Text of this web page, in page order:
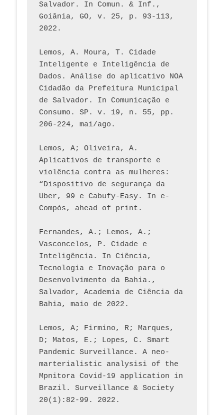
Salvador. In Comun. & Inf.,
Goiânia, GO, v. 25, p. 93-113,
2022.
Lemos, A. Moura, T. Cidade
Inteligente e Inteligência de
Dados. Análise do aplicativo NOA
Cidadão da Prefeitura Municipal
de Salvador. In Comunicação e
Consumo. SP. v. 19, n. 55, pp.
206-224, mai/ago.
Lemos, A; Oliveira, A.
Aplicativos de transporte e
violência contra as mulheres:
“Dispositivo de segurança da
Uber, 99 e Cabufy-Easy. In e-
Compós, ahead of print.
Fernandes, A.; Lemos, A.;
Vasconcelos, P. Cidade e
Inteligência. In Ciência,
Tecnologia e Inovação para o
Desenvolvimento da Bahia.,
Salvador, Academia de Ciência da
Bahia, maio de 2022.
Lemos, A; Firmino, R; Marques,
D; Matos, E.; Lopes, C. Smart
Pandemic Surveillance. A neo-
marterialistic analysisi of the
Mpnitora Covid-19 application in
Brazil. Surveillance & Society
20(1):82-99. 2022.